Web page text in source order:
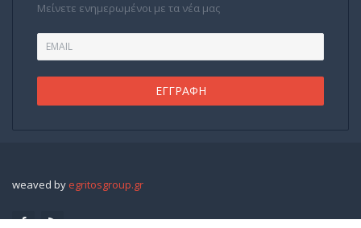
Μείνετε ενημερωμένοι με τα νέα μας
weaved by egritosgroup.gr